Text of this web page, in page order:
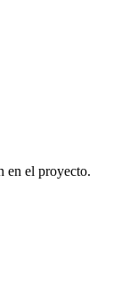
en el proyecto.